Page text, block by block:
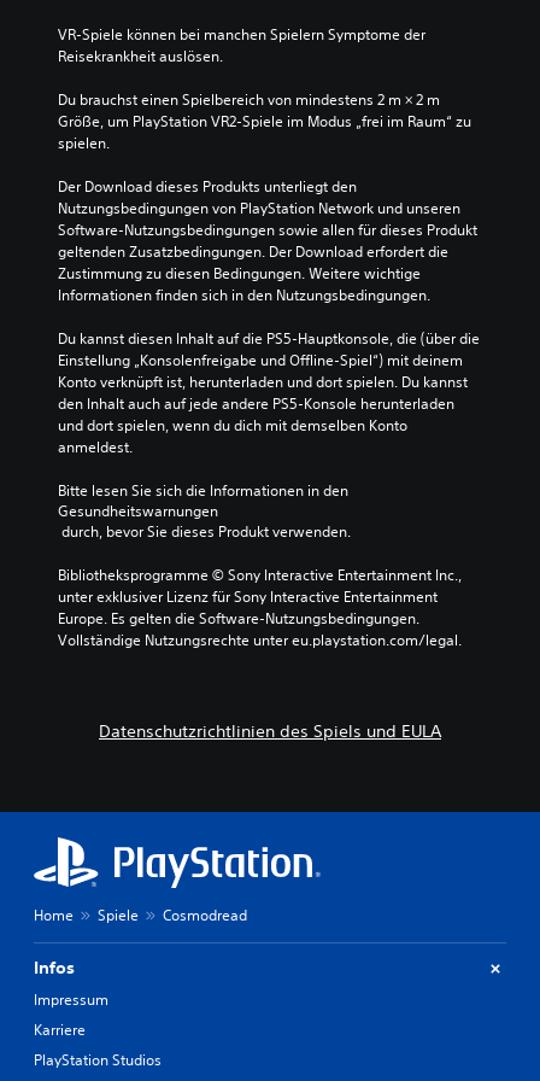
VR-Spiele können bei manchen Spielern Symptome der
Reisekrankheit auslösen.
Du brauchst einen Spielbereich von mindestens 2 m × 2 m
Größe, um PlayStation VR2-Spiele im Modus „frei im Raum“ zu
spielen.
Der Download dieses Produkts unterliegt den
Nutzungsbedingungen von PlayStation Network und unseren
Software-Nutzungsbedingungen sowie allen für dieses Produkt
geltenden Zusatzbedingungen. Der Download erfordert die
Zustimmung zu diesen Bedingungen. Weitere wichtige
Informationen finden sich in den Nutzungsbedingungen.
Du kannst diesen Inhalt auf die PS5-Hauptkonsole, die (über die
Einstellung „Konsolenfreigabe und Offline-Spiel“) mit deinem
Konto verknüpft ist, herunterladen und dort spielen. Du kannst
den Inhalt auch auf jede andere PS5-Konsole herunterladen
und dort spielen, wenn du dich mit demselben Konto
anmeldest.
Bitte lesen Sie sich die Informationen in den
Gesundheitswarnungen
durch, bevor Sie dieses Produkt verwenden.
Bibliotheksprogramme © Sony Interactive Entertainment Inc.,
unter exklusiver Lizenz für Sony Interactive Entertainment
Europe. Es gelten die Software-Nutzungsbedingungen.
Vollständige Nutzungsrechte unter eu.playstation.com/legal.
Datenschutzrichtlinien des Spiels und EULA
Home Spiele Cosmodread
Infos
Impressum
Karriere
PlayStation Studios